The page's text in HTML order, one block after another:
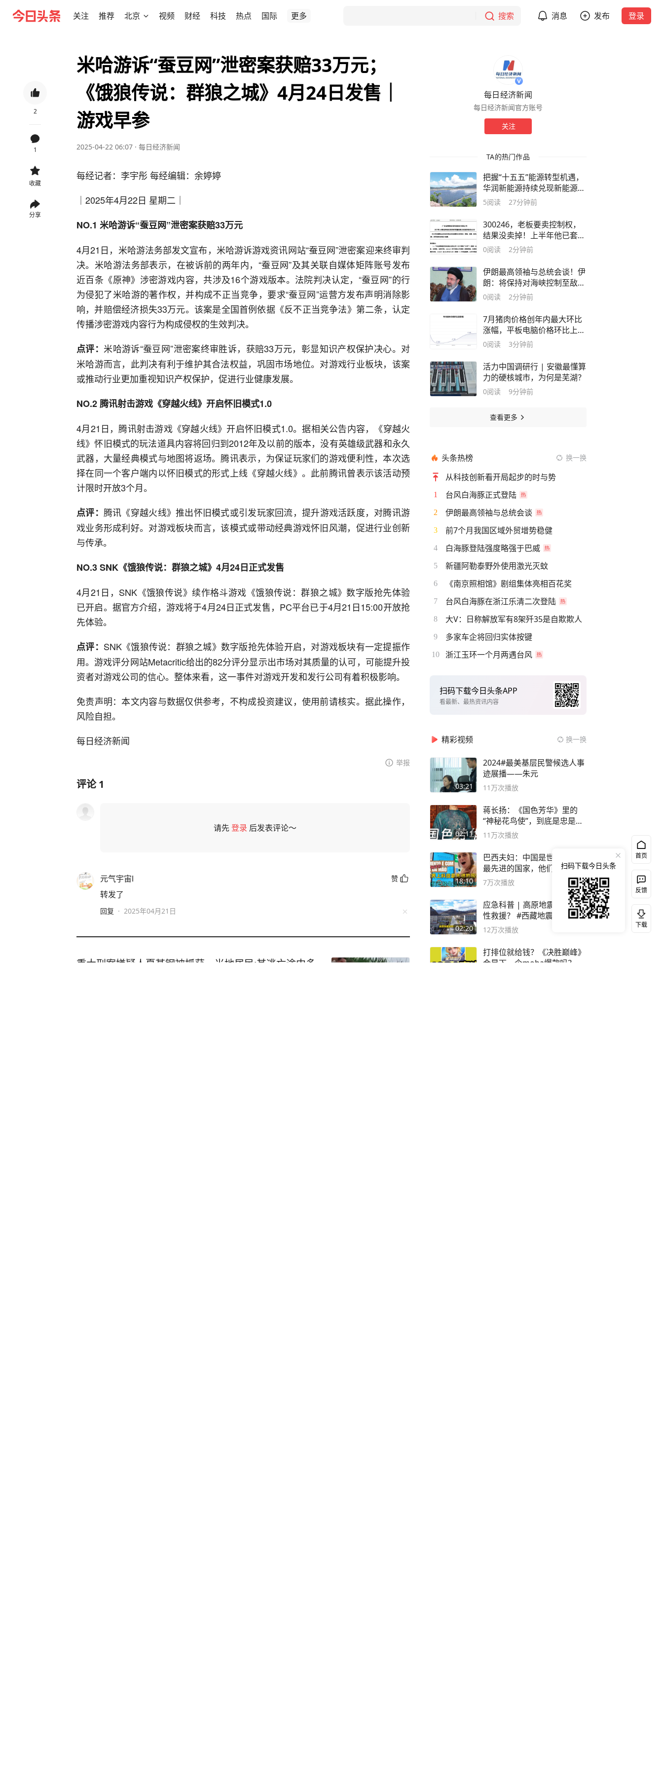
关注 推荐 北京 视频 财经 科技 热点 国际 更多 搜索 消息 发布 登录
2
1
收藏
分享
米哈游诉“蚕豆网”泄密案获赔33万元；
《饿狼传说：群狼之城》4月24日发售｜
游戏早参
2025-04-22 06:07 · 每日经济新闻
每经记者：李宇彤 每经编辑：余婷婷
｜2025年4月22日 星期二｜
NO.1 米哈游诉“蚕豆网”泄密案获赔33万元
4月21日，米哈游法务部发文宣布，米哈游诉游戏资讯网站“蚕豆网”泄密案迎来终审判
决。米哈游法务部表示，在被诉前的两年内，“蚕豆网”及其关联自媒体矩阵账号发布
近百条《原神》涉密游戏内容，共涉及16个游戏版本。法院判决认定，“蚕豆网”的行
为侵犯了米哈游的著作权，并构成不正当竞争，要求“蚕豆网”运营方发布声明消除影
响，并赔偿经济损失33万元。该案是全国首例依据《反不正当竞争法》第二条，认定
传播涉密游戏内容行为构成侵权的生效判决。
点评：米哈游诉“蚕豆网”泄密案终审胜诉，获赔33万元，彰显知识产权保护决心。对
米哈游而言，此判决有利于维护其合法权益，巩固市场地位。对游戏行业板块，该案
或推动行业更加重视知识产权保护，促进行业健康发展。
NO.2 腾讯射击游戏《穿越火线》开启怀旧模式1.0
4月21日，腾讯射击游戏《穿越火线》开启怀旧模式1.0。据相关公告内容，《穿越火
线》怀旧模式的玩法道具内容将回归到2012年及以前的版本，没有英雄级武器和永久
武器，大量经典模式与地图将返场。腾讯表示，为保证玩家们的游戏便利性，本次选
择在同一个客户端内以怀旧模式的形式上线《穿越火线》。此前腾讯曾表示该活动预
计限时开放3个月。
点评： 腾讯《穿越火线》推出怀旧模式或引发玩家回流，提升游戏活跃度，对腾讯游
戏业务形成利好。对游戏板块而言，该模式或带动经典游戏怀旧风潮，促进行业创新
与传承。
NO.3 SNK《饿狼传说：群狼之城》4月24日正式发售
4月21日，SNK《饿狼传说》续作格斗游戏《饿狼传说：群狼之城》数字版抢先体验
已开启。据官方介绍，游戏将于4月24日正式发售，PC平台已于4月21日15:00开放抢
先体验。
点评： SNK《饿狼传说：群狼之城》数字版抢先体验开启，对游戏板块有一定提振作
用。游戏评分网站Metacritic给出的82分评分显示出市场对其质量的认可，可能提升投
资者对游戏公司的信心。整体来看，这一事件对游戏开发和发行公司有着积极影响。
免责声明：本文内容与数据仅供参考，不构成投资建议，使用前请核实。据此操作，
风险自担。
每日经济新闻
举报
评论1
请先登录 后发表评论～
元气宇宙l 赞
转发了
回复 · 2025年04月21日
重大刑案嫌疑人夏某钢被抓获，当地居民:其逃亡途中多
每日经济新闻
每日经济新闻官方账号
关注
TA的热门作品
把握“十五五”能源转型机遇，
华润新能源持续兑现新能源长
期成长逻辑
5阅读 27分钟前
300246，老板要卖控制权，
结果没卖掉！上半年他已套现
1.5亿元，公司连亏3年
0阅读 2分钟前
伊朗最高领袖与总统会谈！伊
朗：将保持对海峡控制至敌方
接受全部条件，抵抗没有终
0阅读 2分钟前
7月猪肉价格创年内最大环比
涨幅，平板电脑价格环比上涨
11.3%，专家：电子产品价格
0阅读 3分钟前
活力中国调研行 | 安徽最懂算
力的硬核城市，为何是芜湖？
0阅读 9分钟前
查看更多
头条热榜 换一换
从科技创新看开局起步的时与势
1 台风白海豚正式登陆
2 伊朗最高领袖与总统会谈
3 前7个月我国区域外贸增势稳健
4 白海豚登陆强度略强于巴威
5 新疆阿勒泰野外使用激光灭蚊
6 《南京照相馆》剧组集体亮相百花奖
7 台风白海豚在浙江乐清二次登陆
8 大V：日称解放军有8架歼35是自欺欺人
9 多家车企将回归实体按键
10 浙江玉环一个月两遇台风
扫码下载今日头条APP
看最新、最热资讯内容
精彩视频 换一换
03:21
2024#最美基层民警候选人事
迹展播——朱元
11万次播放
02:11
蒋长扬：《国色芳华》里的
“神秘花鸟使”，到底是忠是
奸？
11万次播放
18:10
巴西夫妇：中国是世界上科技
最先进的国家，他们生活在
2999年
7万次播放
02:20
应急科普 | 高原地震如何针对
性救援？ #西藏地震救援
12万次播放
打排位就给钱？《决胜巅峰》
会是下一个moba爆款吗？#
首页
反馈
下载
扫码下载今日头条